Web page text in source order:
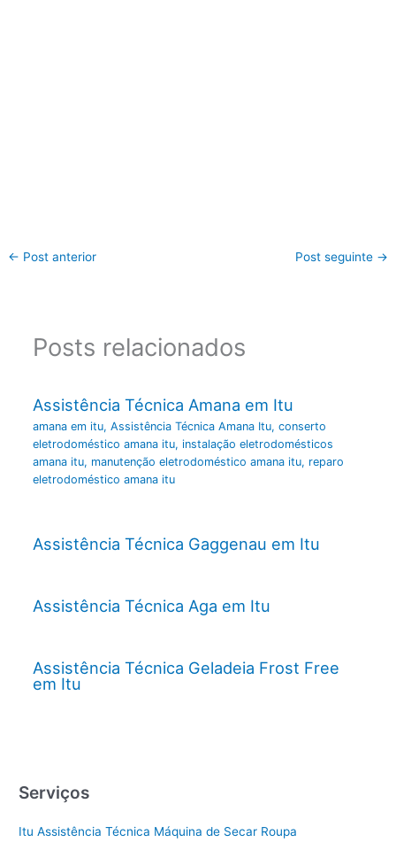
← Post anterior Post seguinte →
Posts relacionados
Assistência Técnica Amana em Itu
amana em itu, Assistência Técnica Amana Itu, conserto
eletrodoméstico amana itu, instalação eletrodomésticos
amana itu, manutenção eletrodoméstico amana itu, reparo
eletrodoméstico amana itu
Assistência Técnica Gaggenau em Itu
Assistência Técnica Aga em Itu
Assistência Técnica Geladeia Frost Free
em Itu
Serviços
Itu Assistência Técnica Máquina de Secar Roupa